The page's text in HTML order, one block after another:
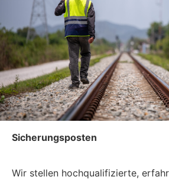
Sicherungsposten
Wir stellen hochqualifizierte,